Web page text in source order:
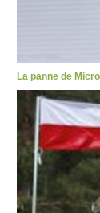
La panne de